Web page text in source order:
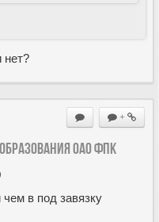
нет?
+
ОАО ФПК
в под завязку